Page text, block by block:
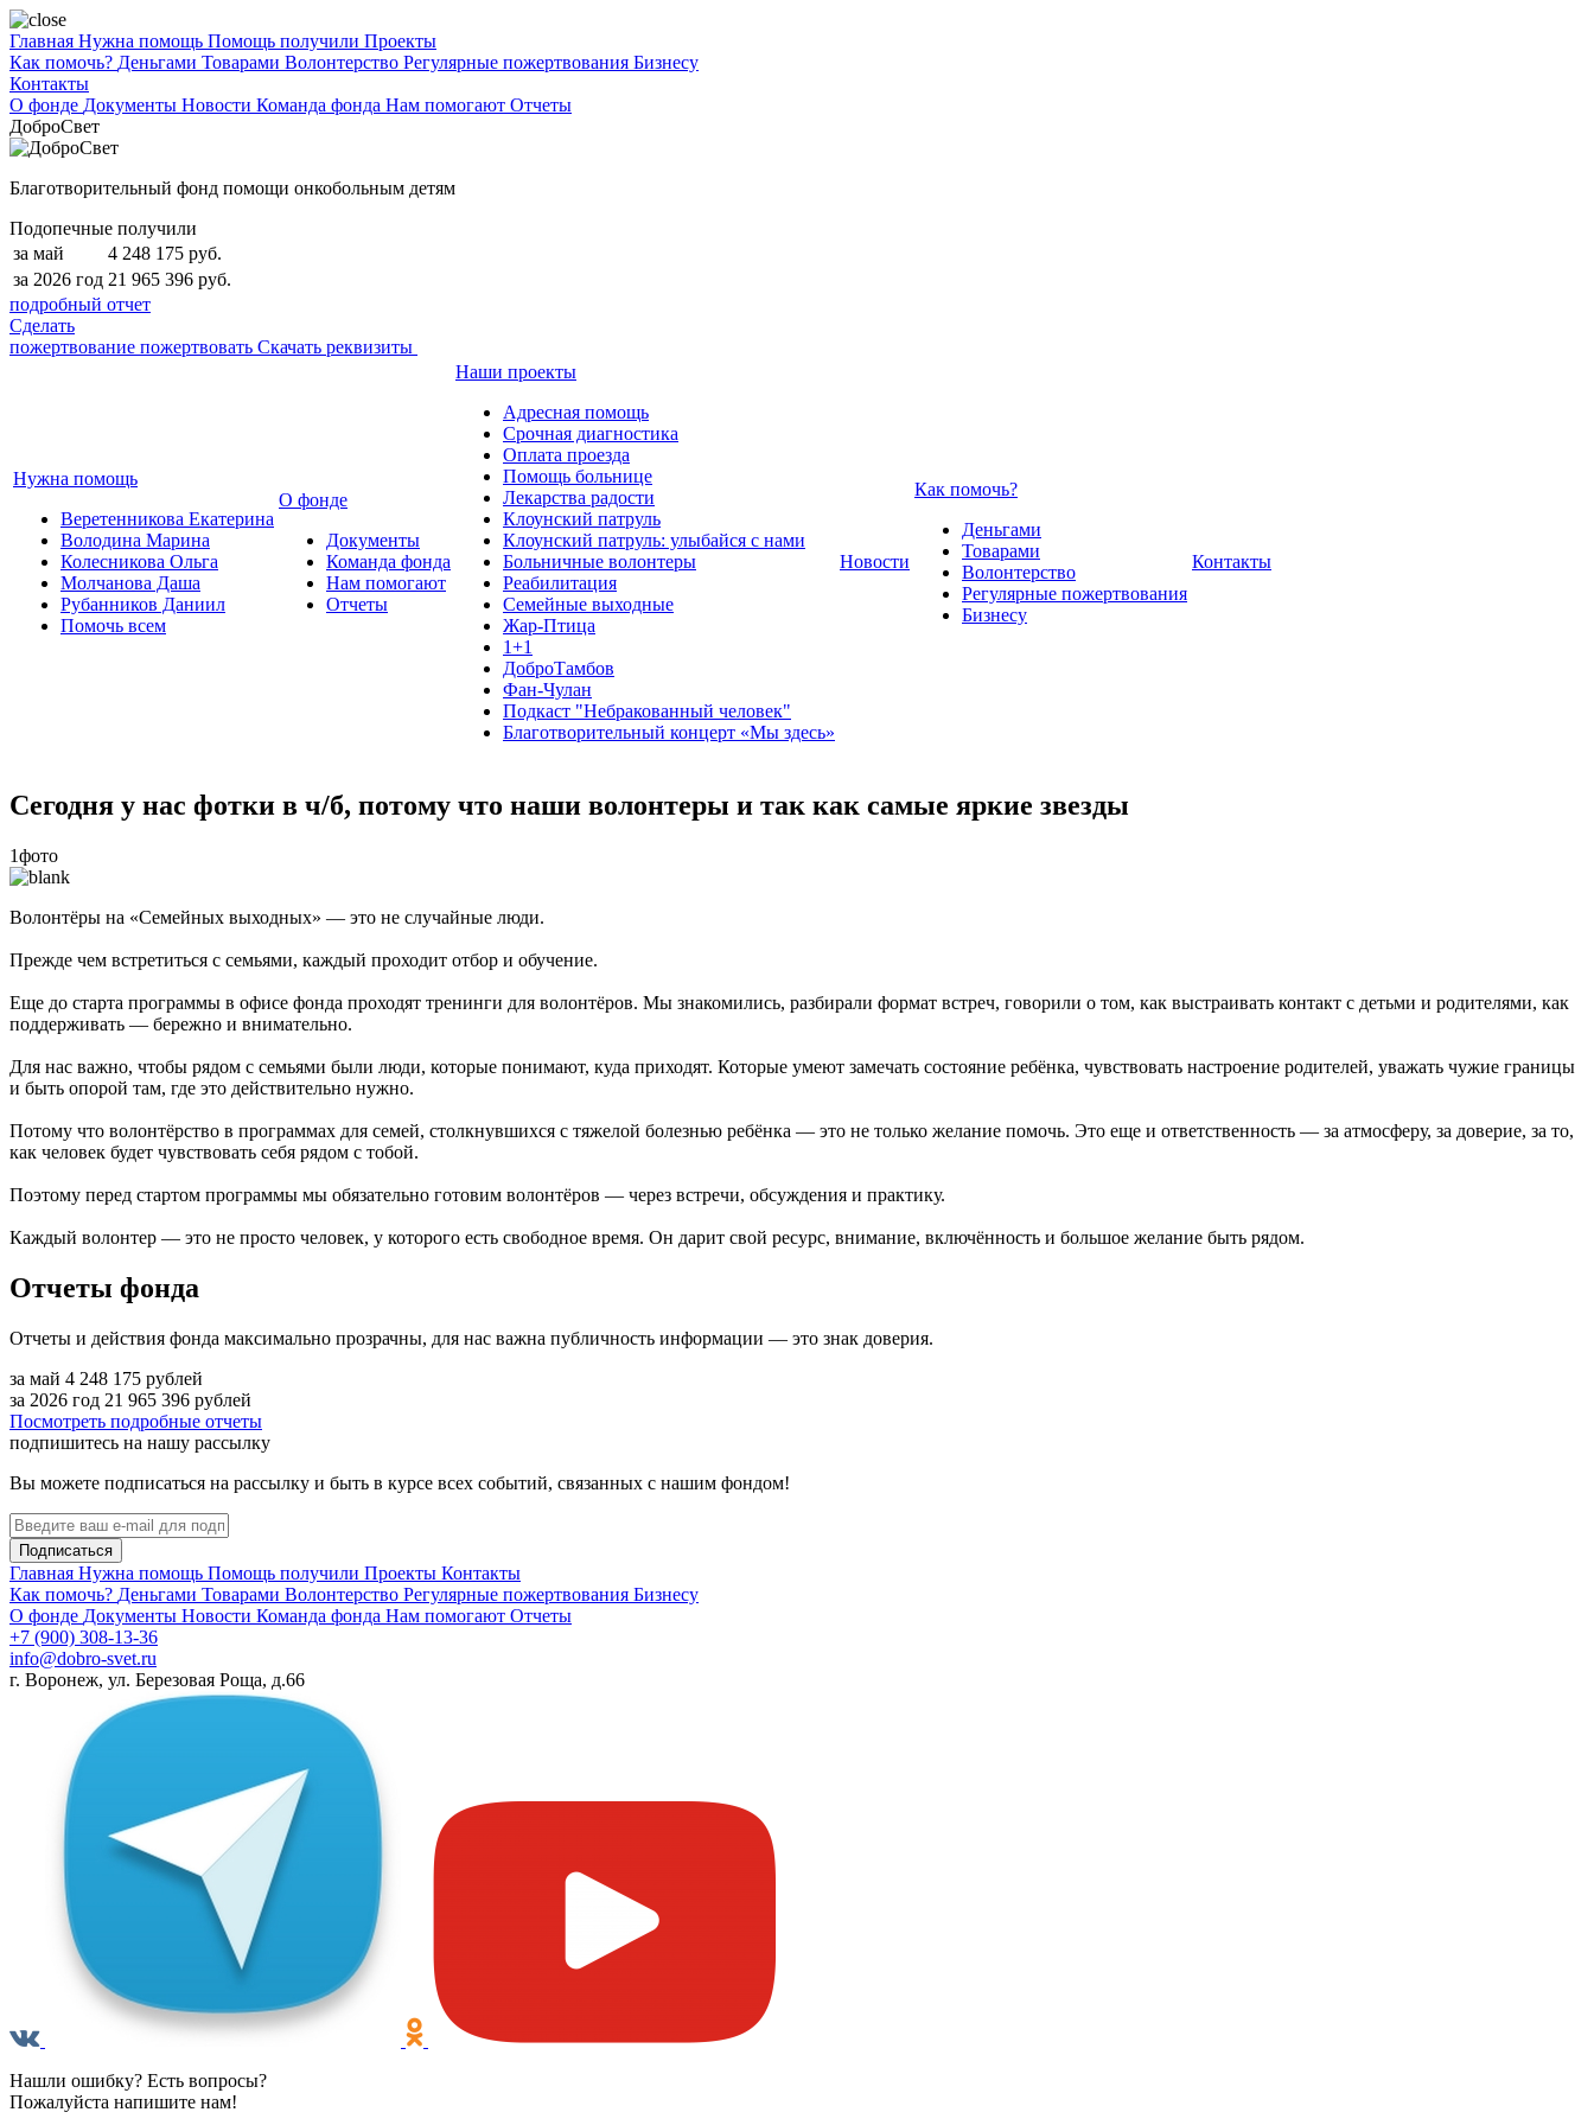
Главная Нужна помощь Помощь получили Проекты
Как помочь? Деньгами Товарами Волонтерство Регулярные пожертвования Бизнесу
Контакты
О фонде Документы Новости Команда фонда Нам помогают Отчеты
ДоброСвет
Благотворительный фонд помощи онкобольным детям
Подопечные получили
за май
4 248 175 руб.
за 2026 год 21 965 396 руб.
подробный отчет
Сделать
пожертвование пожертвовать Скачать реквизиты
Нужна помощь
Веретенникова Екатерина
Володина Марина
Колесникова Ольга
Молчанова Даша
Рубанников Даниил
Помочь всем
О фонде
Документы
Команда фонда
Нам помогают
Отчеты
Наши проекты
Адресная помощь
Срочная диагностика
Оплата проезда
Помощь больнице
Лекарства радости
Клоунский патруль
Клоунский патруль: улыбайся с нами
Больничные волонтеры
Реабилитация
Семейные выходные
Жар-Птица
1+1
ДоброТамбов
Фан-Чулан
Подкаст "Небракованный человек"
Благотворительный концерт «Мы здесь»
Новости
Как помочь?
Деньгами
Товарами
Волонтерство
Регулярные пожертвования
Бизнесу
Контакты
Сегодня у нас фотки в ч/б, потому что наши волонтеры и так как самые яркие звезды
1фото
Волонтёры на «Семейных выходных» — это не случайные люди.
Прежде чем встретиться с семьями, каждый проходит отбор и обучение.
Еще до старта программы в офисе фонда проходят тренинги для волонтёров. Мы знакомились, разбирали формат встреч, говорили о том, как выстраивать контакт с детьми и родителями, как
поддерживать — бережно и внимательно.
Для нас важно, чтобы рядом с семьями были люди, которые понимают, куда приходят. Которые умеют замечать состояние ребёнка, чувствовать настроение родителей, уважать чужие границы
и быть опорой там, где это действительно нужно.
Потому что волонтёрство в программах для семей, столкнувшихся с тяжелой болезнью ребёнка — это не только желание помочь. Это еще и ответственность — за атмосферу, за доверие, за то,
как человек будет чувствовать себя рядом с тобой.
Поэтому перед стартом программы мы обязательно готовим волонтёров — через встречи, обсуждения и практику.
Каждый волонтер — это не просто человек, у которого есть свободное время. Он дарит свой ресурс, внимание, включённость и большое желание быть рядом.
Отчеты фонда
Отчеты и действия фонда максимально прозрачны, для нас важна публичность информации — это знак доверия.
за май 4 248 175 рублей
за 2026 год 21 965 396 рублей
Посмотреть подробные отчеты
подпишитесь на нашу рассылку
Вы можете подписаться на рассылку и быть в курсе всех событий, связанных с нашим фондом!
Подписаться
Главная Нужна помощь Помощь получили Проекты Контакты
Как помочь? Деньгами Товарами Волонтерство Регулярные пожертвования Бизнесу
О фонде Документы Новости Команда фонда Нам помогают Отчеты
+7 (900) 308-13-36
info@dobro-svet.ru
г. Воронеж, ул. Березовая Роща, д.66
Нашли ошибку? Есть вопросы?
Пожалуйста напишите нам!